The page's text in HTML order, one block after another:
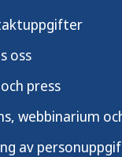
skyddsfaktorer för
ANDTS-
oss
press
webbinarium
av